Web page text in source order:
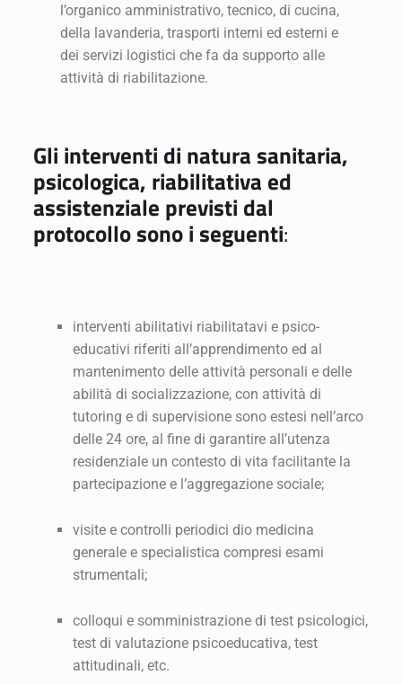
l’organico amministrativo, tecnico, di cucina,
della lavanderia, trasporti interni ed esterni e
dei servizi logistici che fa da supporto alle
attività di riabilitazione.
Gli interventi di natura sanitaria,
psicologica, riabilitativa ed
assistenziale previsti dal
protocollo sono i seguenti:
interventi abilitativi riabilitatavi e psico-
educativi riferiti all’apprendimento ed al
mantenimento delle attività personali e delle
abilità di socializzazione, con attività di
tutoring e di supervisione sono estesi nell’arco
delle 24 ore, al fine di garantire all’utenza
residenziale un contesto di vita facilitante la
partecipazione e l’aggregazione sociale;
visite e controlli periodici dio medicina
generale e specialistica compresi esami
strumentali;
colloqui e somministrazione di test psicologici,
test di valutazione psicoeducativa, test
attitudinali, etc.